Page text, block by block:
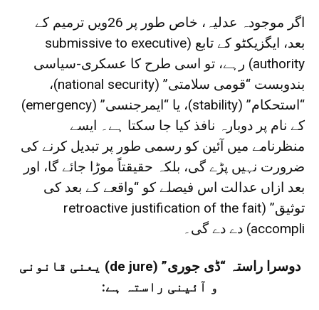
اگر موجودہ عدلیہ، خاص طور پر 26ویں ترمیم کے
بعد، ایگزیکٹو کے تابع (submissive to executive
authority) رہے، تو اسی طرح کا عسکری-سیاسی
بندوبست “قومی سلامتی” (national security)،
“استحکام” (stability)، یا “ایمرجنسی” (emergency)
کے نام پر دوبارہ نافذ کیا جا سکتا ہے۔ ایسے
منظرنامے میں آئین کو رسمی طور پر تبدیل کرنے کی
ضرورت نہیں پڑے گی، بلکہ حقیقتاً موڑا جائے گا، اور
بعد ازاں عدالت اس فیصلے کو “واقعے کے بعد کی
توثیق” (retroactive justification of the fait
accompli) دے دے گی۔
دوسرا راستہ “ڈی جوری” (de jure) یعنی قانونی
و آئینی راستہ ہے: